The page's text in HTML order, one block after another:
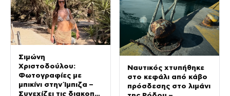
Σιμώνη
Χριστοδούλου:
Φωτογραφίες με
μπικίνι στην Ίμπιζα –
Συνεχίζει τις διακοπές
Ναυτικός χτυπήθηκε
στο κεφάλι από κάβο
πρόσδεσης στο λιμάνι